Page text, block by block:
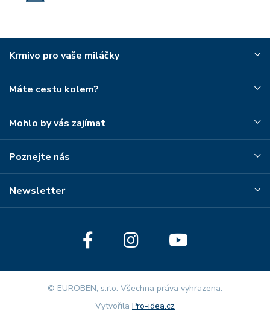
Krmivo pro vaše miláčky
Máte cestu kolem?
Mohlo by vás zajímat
Poznejte nás
Newsletter
© EUROBEN, s.r.o. Všechna práva vyhrazena.
Vytvořila Pro-idea.cz